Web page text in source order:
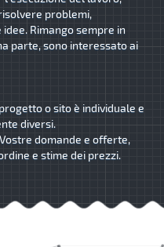
problemi,
Rimango sempre in
parte, sono interessato ai
o sito è individuale e
diversi.
domande e offerte,
e stime dei prezzi.